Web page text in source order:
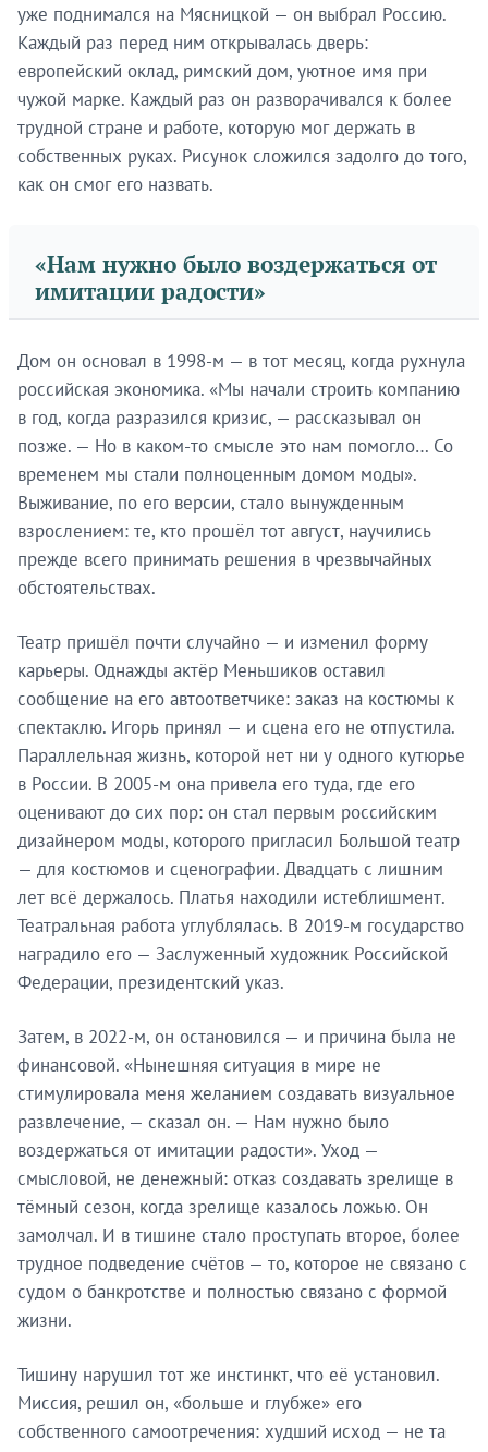
уже поднимался на Мясницкой — он выбрал Россию.
Каждый раз перед ним открывалась дверь:
европейский оклад, римский дом, уютное имя при
чужой марке. Каждый раз он разворачивался к более
трудной стране и работе, которую мог держать в
собственных руках. Рисунок сложился задолго до того,
как он смог его назвать.
«Нам нужно было воздержаться от
имитации радости»
Дом он основал в 1998-м — в тот месяц, когда рухнула
российская экономика. «Мы начали строить компанию
в год, когда разразился кризис, — рассказывал он
позже. — Но в каком-то смысле это нам помогло… Со
временем мы стали полноценным домом моды».
Выживание, по его версии, стало вынужденным
взрослением: те, кто прошёл тот август, научились
прежде всего принимать решения в чрезвычайных
обстоятельствах.
Театр пришёл почти случайно — и изменил форму
карьеры. Однажды актёр Меньшиков оставил
сообщение на его автоответчике: заказ на костюмы к
спектаклю. Игорь принял — и сцена его не отпустила.
Параллельная жизнь, которой нет ни у одного кутюрье
в России. В 2005-м она привела его туда, где его
оценивают до сих пор: он стал первым российским
дизайнером моды, которого пригласил Большой театр
— для костюмов и сценографии. Двадцать с лишним
лет всё держалось. Платья находили истеблишмент.
Театральная работа углублялась. В 2019-м государство
наградило его — Заслуженный художник Российской
Федерации, президентский указ.
Затем, в 2022-м, он остановился — и причина была не
финансовой. «Нынешняя ситуация в мире не
стимулировала меня желанием создавать визуальное
развлечение, — сказал он. — Нам нужно было
воздержаться от имитации радости». Уход —
смысловой, не денежный: отказ создавать зрелище в
тёмный сезон, когда зрелище казалось ложью. Он
замолчал. И в тишине стало проступать второе, более
трудное подведение счётов — то, которое не связано с
судом о банкротстве и полностью связано с формой
жизни.
Тишину нарушил тот же инстинкт, что её установил.
Миссия, решил он, «больше и глубже» его
собственного самоотречения: худший исход — не та